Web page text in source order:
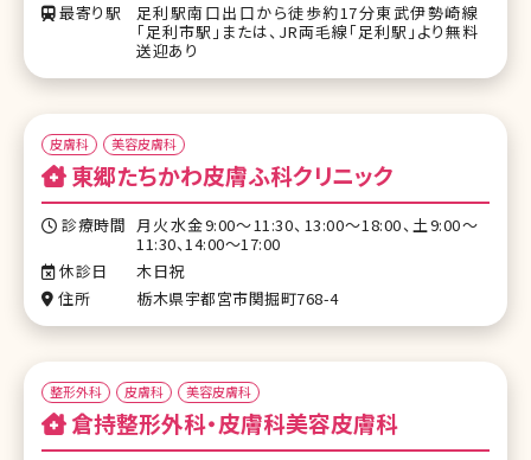
最寄り駅
足利駅南口出口から徒歩約17分東武伊勢崎線
「足利市駅」または、JR両毛線「足利駅」より無料
送迎あり
皮膚科 美容皮膚科
東郷たちかわ皮膚ふ科クリニック
診療時間 月火水金9:00～11:30、13:00～18:00、土9:00～
11:30、14:00～17:00
休診日
木日祝
住所
栃木県宇都宮市関掘町768-4
整形外科 皮膚科 美容皮膚科
倉持整形外科・皮膚科美容皮膚科